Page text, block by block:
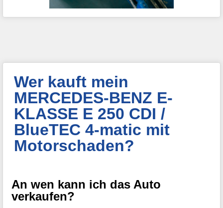
Wer kauft mein
MERCEDES-BENZ E-
KLASSE E 250 CDI /
BlueTEC 4-matic mit
Motorschaden?
An wen kann ich das Auto
verkaufen?